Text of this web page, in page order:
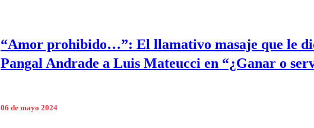
“Amor prohibido…”: El llamativo masaje que le
Pangal Andrade a Luis Mateucci en “¿Ganar o
06 de mayo 2024